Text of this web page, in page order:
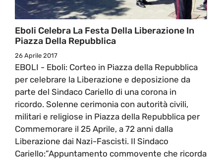
Eboli Celebra La Festa Della Liberazione In
Piazza Della Repubblica
26 Aprile 2017
EBOLI - Eboli: Corteo in Piazza della Repubblica
per celebrare la Liberazione e deposizione da
parte del Sindaco Cariello di una corona in
ricordo. Solenne cerimonia con autorità civili,
militari e religiose in Piazza della Repubblica per
Commemorare il 25 Aprile, a 72 anni dalla
Liberazione dai Nazi-Fascisti. Il Sindaco
Cariello:”Appuntamento commovente che ricorda